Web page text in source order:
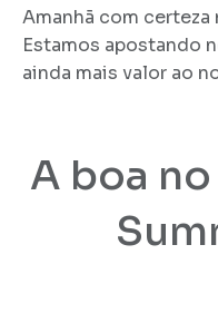
Amanhã com
Estamos apostando
ainda mais valor ao
A boa no